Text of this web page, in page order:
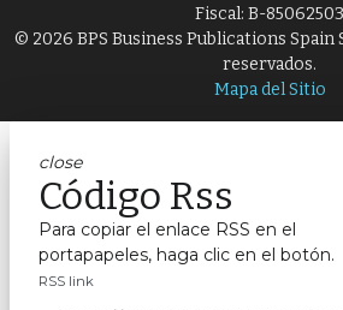
Fiscal: B-85062503
© 2026 BPS Business Publications Spain
reservados.
Mapa del Sitio
close
Código Rss
Para copiar el enlace RSS en el
portapapeles, haga clic en el botón.
RSS link